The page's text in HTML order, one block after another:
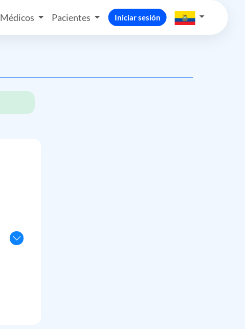
Médicos Pacientes Iniciar sesión